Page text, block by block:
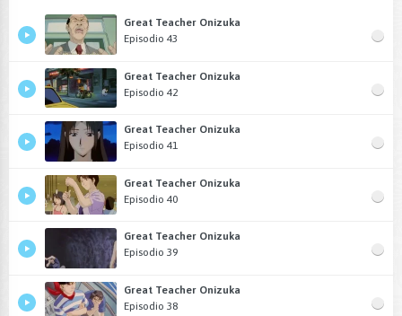
Great Teacher Onizuka
Episodio 43
Great Teacher Onizuka
Episodio 42
Great Teacher Onizuka
Episodio 41
Great Teacher Onizuka
Episodio 40
Great Teacher Onizuka
Episodio 39
Great Teacher Onizuka
Episodio 38